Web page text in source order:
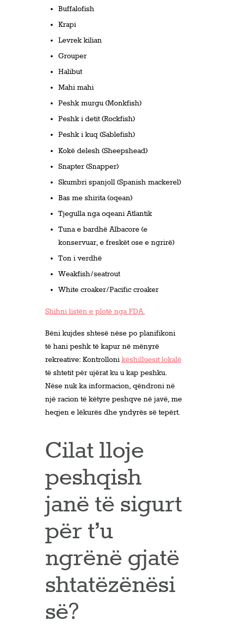
Buffalofish
Krapi
Levrek kilian
Grouper
Halibut
Mahi mahi
Peshk murgu (Monkfish)
Peshk i detit (Rockfish)
Peshk i kuq (Sablefish)
Kokë delesh (Sheepshead)
Snapter (Snapper)
Skumbri spanjoll (Spanish mackerel)
Bas me shirita (oqean)
Tjegulla nga oqeani Atlantik
Tuna e bardhë Albacore (e
konservuar, e freskët ose e ngrirë)
Ton i verdhë
Weakfish/seatrout
White croaker/Pacific croaker
Shihni listën e plotë nga FDA.
Bëni kujdes shtesë nëse po planifikoni
të hani peshk të kapur në mënyrë
rekreative: Kontrolloni këshilluesit lokalë
të shtetit për ujërat ku u kap peshku.
Nëse nuk ka informacion, qëndroni në
një racion të këtyre peshqve në javë, me
heqjen e lëkurës dhe yndyrës së tepërt.
Cilat lloje
peshqish
janë të sigurt
për t’u
ngrënë gjatë
shtatëzënësi
së?